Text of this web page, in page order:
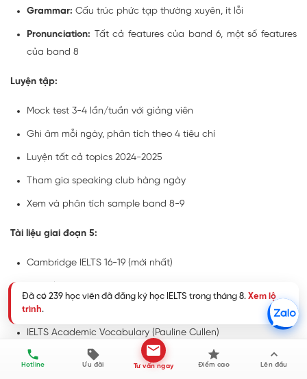
Grammar: Cấu trúc phức tạp thường xuyên, ít lỗi
Pronunciation: Tất cả features của band 6, một số features
của band 8
Luyện tập:
Mock test 3-4 lần/tuần với giảng viên
Ghi âm mỗi ngày, phân tích theo 4 tiêu chí
Luyện tất cả topics 2024-2025
Tham gia speaking club hàng ngày
Xem và phân tích sample band 8-9
Tài liệu giai đoạn 5:
Cambridge IELTS 16-19 (mới nhất)
The Official Cambridge Guide to IELTS
IELTS Academic Vocabulary (Pauline Cullen)
Makkar IELTS Speaking (cập nhật mới nhất)
Hotline Ưu đãi Tư vấn ngay Điểm cao Lên đầu
Đã có 239 học viên đã đăng ký học IELTS trong tháng 8. Xem lộ
trình.